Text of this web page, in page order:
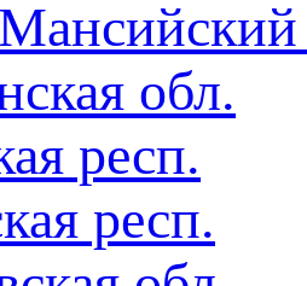
обл.
респ.
респ.